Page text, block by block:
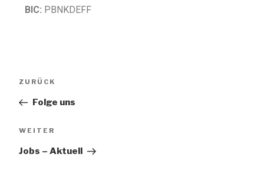
BIC: PBNKDEFF
ZURÜCK
Folge uns
WEITER
Jobs – Aktuell